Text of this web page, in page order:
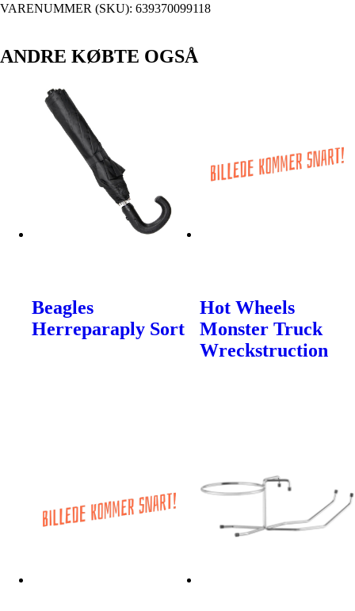
VARENUMMER (SKU): 639370099118
ANDRE KØBTE OGSÅ
Beagles
Herreparaply Sort
Hot Wheels
Monster Truck
Wreckstruction